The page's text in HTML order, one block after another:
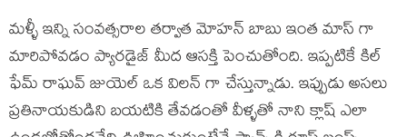
మళ్ళీ ఇన్ని సంవత్సరాల తర్వాత మోహన్ బాబు ఇంత మాస్ గా
మారిపోవడం ప్యారడైజ్ మీద ఆసక్తి పెంచుతోంది. ఇప్పటికే కిల్
ఫేమ్ రాఘవ్ జుయెల్ ఒక విలన్ గా చేస్తున్నాడు. ఇప్పుడు అసలు
ప్రతినాయకుడిని బయటికి తేవడంతో వీళ్ళతో నాని క్లాష్ ఎలా